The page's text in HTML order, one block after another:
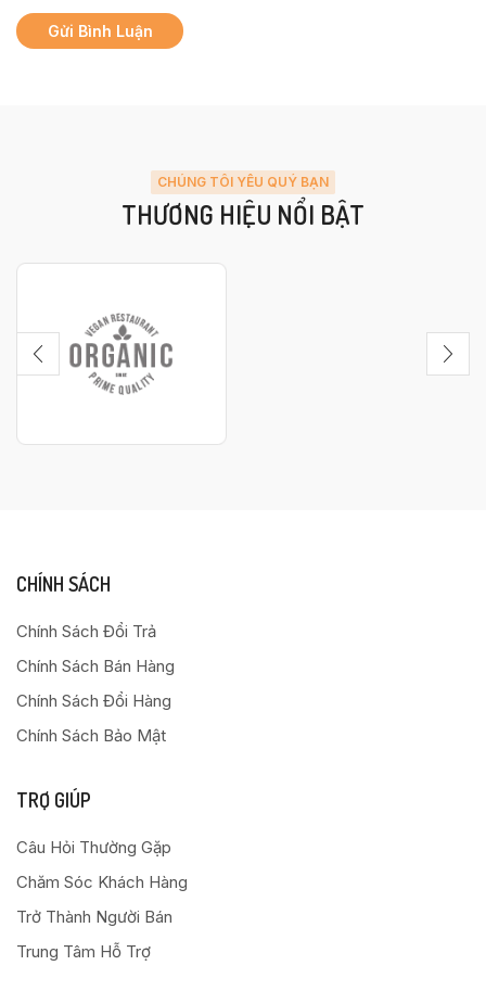
CHÚNG TÔI YÊU QUÝ BẠN
THƯƠNG HIỆU NỔI BẬT
CHÍNH SÁCH
Chính Sách Đổi Trả
Chính Sách Bán Hàng
Chính Sách Đổi Hàng
Chính Sách Bảo Mật
TRỢ GIÚP
Câu Hỏi Thường Gặp
Chăm Sóc Khách Hàng
Trở Thành Người Bán
Trung Tâm Hỗ Trợ